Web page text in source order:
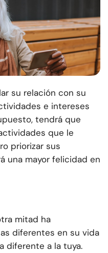
su relación con su
e intereses
tendrá que
que le
priorizar sus
una mayor felicidad en
mitad ha
diferentes en su vida
diferente a la tuya.